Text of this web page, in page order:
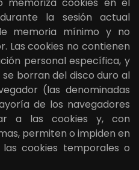
la sesión actual
memoria mínimo y no
Las cookies no contienen
personal específica, y
borran del disco duro al
(las denominadas
de los navegadores
a las cookies y, con
permiten o impiden en
cookies temporales o